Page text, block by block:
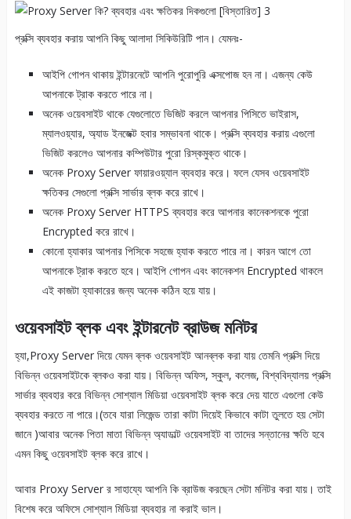
প্রক্সি ব্যবহার করায় আপনি কিছু আলাদা সিকিউরিটি পান। যেমনঃ-
আইপি গোপন থাকায় ইন্টারনেটে আপনি পুরোপুরি এক্সপোজ হন না। এজন্য কেউ
আপনাকে ট্রাক করতে পারে না।
অনেক ওয়েবসাইট থাকে যেগুলোতে ভিজিট করলে আপনার পিসিতে ভাইরাস,
ম্যালওয়্যার, অ্যাড ইনজেক্ট হবার সম্ভাবনা থাকে। প্রক্সি ব্যবহার করায় এগুলো
ভিজিট করলেও আপনার কম্পিউটার পুরো রিস্কমুক্ত থাকে।
অনেক Proxy Server ফায়ারওয়্যাল ব্যবহার করে। ফলে যেসব ওয়েবসাইট
ক্ষতিকর সেগুলো প্রক্সি সার্ভার ব্লক করে রাখে।
অনেক Proxy Server HTTPS ব্যবহার করে আপনার কানেকশনকে পুরো
Encrypted করে রাখে।
কোনো হ্যাকার আপনার পিসিকে সহজে হ্যাক করতে পারে না। কারন আগে তো
আপনাকে ট্রাক করতে হবে। আইপি গোপন এবং কানেকশন Encrypted থাকলে
এই কাজটা হ্যাকারের জন্য অনেক কঠিন হয়ে যায়।
ওয়েবসাইট ব্লক এবং ইন্টারনেট ব্রাউজ মনিটর
হ্যা,Proxy Server দিয়ে যেমন ব্লক ওয়েবসাইট আনব্লক করা যায় তেমনি প্রক্সি দিয়ে
বিভিন্ন ওয়েবসাইটকে ব্লকও করা যায়। বিভিন্ন অফিস, স্কুল, কলেজ, বিশ্ববিদ্যালয় প্রক্সি
সার্ভার ব্যবহার করে বিভিন্ন সোশ্যাল মিডিয়া ওয়েবসাইট ব্লক করে দেয় যাতে এগুলো কেউ
ব্যবহার করতে না পারে।(তবে যারা লিজেন্ড তারা কাটা দিয়েই কিভাবে কাটা তুলতে হয় সেটা
জানে )আবার অনেক পিতা মাতা বিভিন্ন অ্যাডাল্ট ওয়েবসাইট বা তাদের সন্তানের ক্ষতি হবে
এমন কিছু ওয়েবসাইট ব্লক করে রাখে।
আবার Proxy Server র সাহায্যে আপনি কি ব্রাউজ করছেন সেটা মনিটর করা যায়। তাই
বিশেষ করে অফিসে সোশ্যাল মিডিয়া ব্যবহার না করাই ভাল।